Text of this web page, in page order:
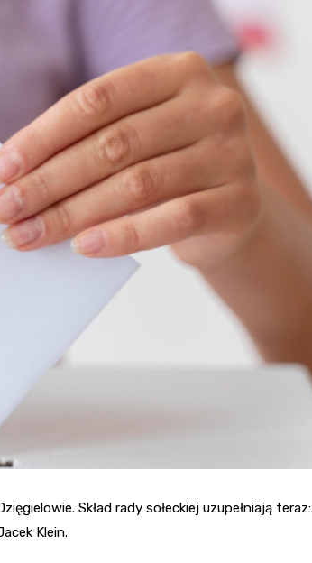
Skład rady sołeckiej uzupełniają teraz:
Klein.